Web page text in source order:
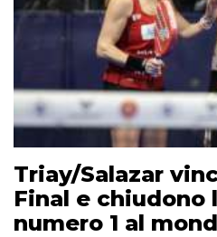
Triay/Salazar
Final e chiudono
numero 1 al